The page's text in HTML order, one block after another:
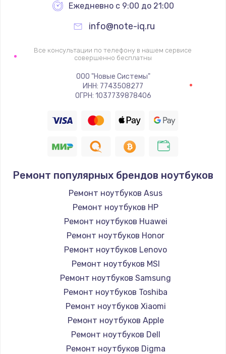
Ежедневно с 9:00 до 21:00
info@note-iq.ru
Все консультации по телефону в нашем сервисе
совершенно бесплатны
ООО "Новые Системы"
ИНН: 7743508277
ОГРН: 1037739878406
Ремонт популярных брендов ноутбуков
Ремонт ноутбуков Asus
Ремонт ноутбуков HP
Ремонт ноутбуков Huawei
Ремонт ноутбуков Honor
Ремонт ноутбуков Lenovo
Ремонт ноутбуков MSI
Ремонт ноутбуков Samsung
Ремонт ноутбуков Toshiba
Ремонт ноутбуков Xiaomi
Ремонт ноутбуков Apple
Ремонт ноутбуков Dell
Ремонт ноутбуков Digma